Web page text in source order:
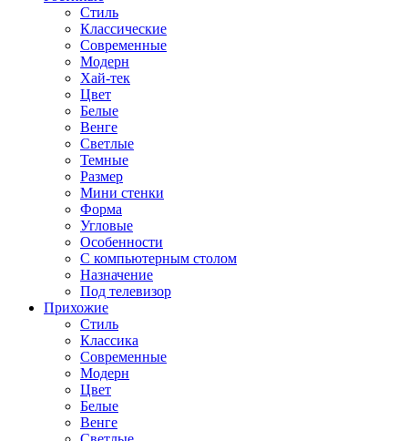
Стиль
Классические
Современные
Модерн
Хай-тек
Цвет
Белые
Венге
Светлые
Темные
Размер
Мини стенки
Форма
Угловые
Особенности
С компьютерным столом
Назначение
Под телевизор
Прихожие
Стиль
Классика
Современные
Модерн
Цвет
Белые
Венге